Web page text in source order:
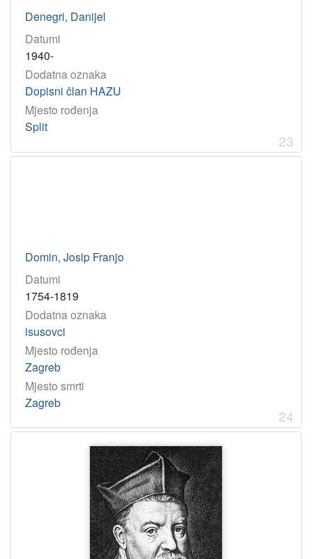
Denegri, Danijel
Datumi
1940-
Dodatna oznaka
Dopisni član HAZU
Mjesto rođenja
Split
23
Domin, Josip Franjo
Datumi
1754-1819
Dodatna oznaka
isusovci
Mjesto rođenja
Zagreb
Mjesto smrti
Zagreb
24